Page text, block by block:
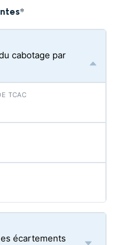
*
cabotage par
écartements